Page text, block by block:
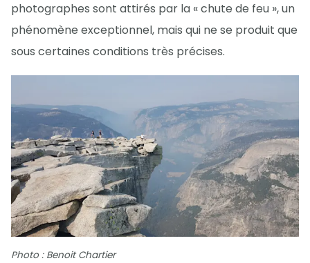
photographes sont attirés par la « chute de feu », un
phénomène exceptionnel, mais qui ne se produit que
sous certaines conditions très précises.
Photo : Benoit Chartier